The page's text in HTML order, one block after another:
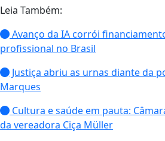
Leia Também:
Avanço da IA corrói
profissional no Brasil
Justiça abriu as urnas diante da
Marques
Cultura e saúde em pauta:
da vereadora Ciça Müller